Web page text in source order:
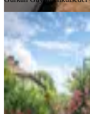
Rw
İzmir,
603 m²·